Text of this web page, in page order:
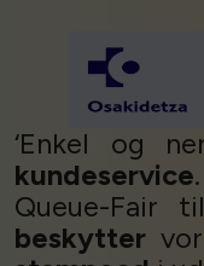
‘Enkel og
kundeservice
Queue-Fair
beskytter